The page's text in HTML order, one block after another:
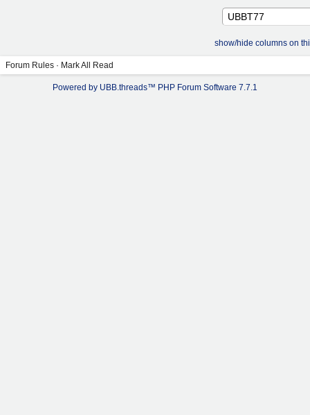
show/hide columns on
Forum Rules · Mark All Read
Powered by UBB.threads™ PHP Forum Software 7.7.1